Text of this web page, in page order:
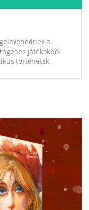
a
játékokból
történetek.